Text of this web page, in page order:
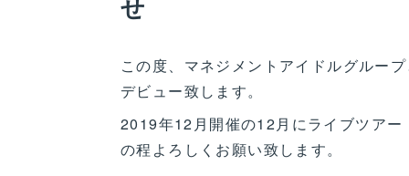
せ
この度、マネジメントアイドルグルー
デビュー致します。
2019年12月開催の12月にライブツア
の程よろしくお願い致します。